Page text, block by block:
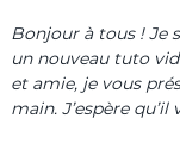
Bonjour à tous ! Je
un nouveau tuto
et amie, je vous
main. J’espère qu’il